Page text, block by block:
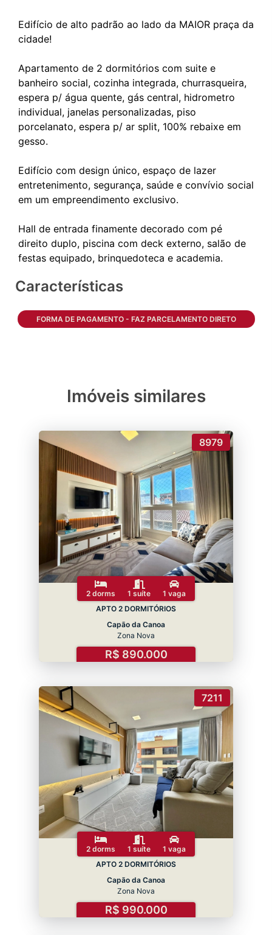
Edifício de alto padrão ao lado da MAIOR praça da
cidade!
Apartamento de 2 dormitórios com suite e
banheiro social, cozinha integrada, churrasqueira,
espera p/ água quente, gás central, hidrometro
individual, janelas personalizadas, piso
porcelanato, espera p/ ar split, 100% rebaixe em
gesso.
Edifício com design único, espaço de lazer
entretenimento, segurança, saúde e convívio social
em um empreendimento exclusivo.
Hall de entrada finamente decorado com pé
direito duplo, piscina com deck externo, salão de
Características
FORMA DE PAGAMENTO - FAZ PARCELAMENTO DIRETO
Imóveis similares
8979
2 dorms 1 suíte
1 vaga
APTO 2 DORMITÓRIOS
Capão da Canoa
Zona Nova
R$ 890.000
7211
2 dorms 1 suíte
1 vaga
APTO 2 DORMITÓRIOS
Capão da Canoa
Zona Nova
R$ 990.000